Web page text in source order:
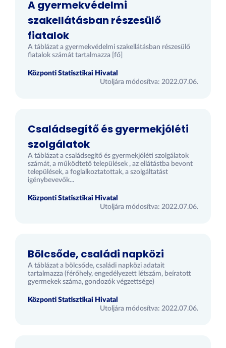
A gyermekvédelmi
szakellátásban részesülő
fiatalok
A táblázat a gyermekvédelmi szakellátásban részesülő
fiatalok számát tartalmazza [fő]
Központi Statisztikai Hivatal
Utoljára módosítva: 2022.07.06.
Családsegítő és gyermekjóléti
szolgálatok
A táblázat a családsegítő és gyermekjóléti szolgálatok
számát, a működtető települések , az ellátástba bevont
települések, a foglalkoztatottak, a szolgáltatást
igénybevevők...
Központi Statisztikai Hivatal
Utoljára módosítva: 2022.07.06.
Bölcsőde, családi napközi
A táblázat a bölcsőde, családi napközi adatait
tartalmazza (férőhely, engedélyezett létszám, beíratott
gyermekek száma, gondozók végzettsége)
Központi Statisztikai Hivatal
Utoljára módosítva: 2022.07.06.